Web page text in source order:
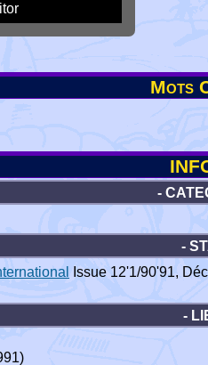
Mots
-
-
Issue 12'1/90'91,
-